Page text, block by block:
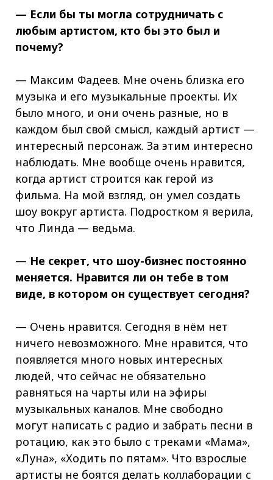
— Если бы ты могла сотрудничать с
любым артистом, кто бы это был и
почему?
— Максим Фадеев. Мне очень близка его
музыка и его музыкальные проекты. Их
было много, и они очень разные, но в
каждом был свой смысл, каждый артист —
интересный персонаж. За этим интересно
наблюдать. Мне вообще очень нравится,
когда артист строится как герой из
фильма. На мой взгляд, он умел создать
шоу вокруг артиста. Подростком я верила,
что Линда — ведьма.
— Не секрет, что шоу-бизнес постоянно
меняется. Нравится ли он тебе в том
виде, в котором он существует сегодня?
— Очень нравится. Сегодня в нём нет
ничего невозможного. Мне нравится, что
появляется много новых интересных
людей, что сейчас не обязательно
равняться на чарты или на эфиры
музыкальных каналов. Мне свободно
могут написать с радио и забрать песни в
ротацию, как это было с треками «Мама»,
«Луна», «Ходить по пятам». Что взрослые
артисты не боятся делать коллаборации с